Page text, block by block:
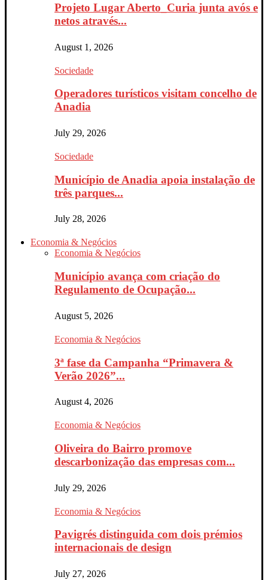
Projeto Lugar Aberto_Curia junta avós e
netos através...
August 1, 2026
Sociedade
Operadores turísticos visitam concelho de
Anadia
July 29, 2026
Sociedade
Município de Anadia apoia instalação de
três parques...
July 28, 2026
Economia & Negócios
Economia & Negócios
Município avança com criação do
Regulamento de Ocupação...
August 5, 2026
Economia & Negócios
3ª fase da Campanha “Primavera &
Verão 2026”...
August 4, 2026
Economia & Negócios
Oliveira do Bairro promove
descarbonização das empresas com...
July 29, 2026
Economia & Negócios
Pavigrés distinguida com dois prémios
internacionais de design
July 27, 2026